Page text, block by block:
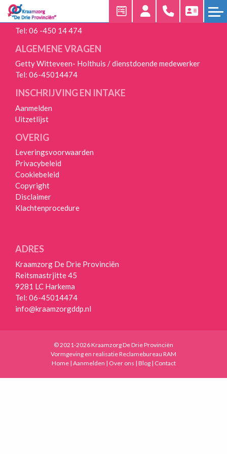
HOME
KRAAMZORG
AANMELDEN
UNIEKE
WERKWIJZE
UITZETLIJST
VRAGEN
OVER
ONS
OVER
ANDEREN
OVER
ONS
HANDIGE
LINKS
CONTACT
24/7 BEREIKBAAR
Tel: 06 -450 14 474
ALGEMENE VRAGEN
Getty Witteveen- Holthuis / dienstdoende medewerker
Tel: 06-45014474
INSCHRIJVING EN INTAKE
Aanmelden
Uitzetlijst
OVERIG
Leveringsvoorwaarden
Privacybeleid
Cookiebeleid
Copyright
Disclaimer
Klachtenprocedure
ADRES
Kraamzorg De Drie Provinciën
Reitsmastrjitte 45
9281 LC Harkema
Tel: 06-45014474
info@kraamzorgddp.nl
© 2021-2026 Kraamzorg De Drie Provinciën
Vormgeving en realisatieReclamebureau RAM
Home| Aanmelden | Over ons | Blog| Contact